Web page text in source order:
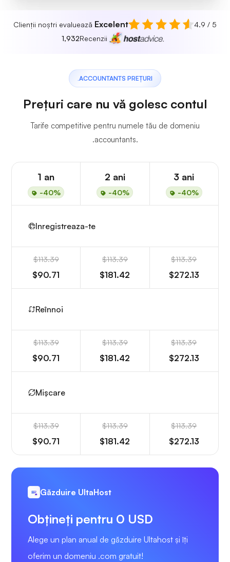
Clienții noștri evaluează Excelent
4.9 / 5
1,932Recenzii
.ACCOUNTANTS PREȚURI
Prețuri care nu vă golesc contul
Tarife competitive pentru numele tău de domeniu
.accountants.
1 an
-40%
2 ani
-40%
3 ani
-40%
Inregistreaza-te
$113.39
$90.71
$113.39
$181.42
$113.39
$272.13
Reînnoi
$113.39
$90.71
$113.39
$181.42
$113.39
$272.13
Mișcare
$113.39
$90.71
$113.39
$181.42
$113.39
$272.13
Găzduire UltaHost
Obțineți pentru 0 USD
Alege un plan anual de găzduire Ultahost și îți
oferim un domeniu .com gratuit!